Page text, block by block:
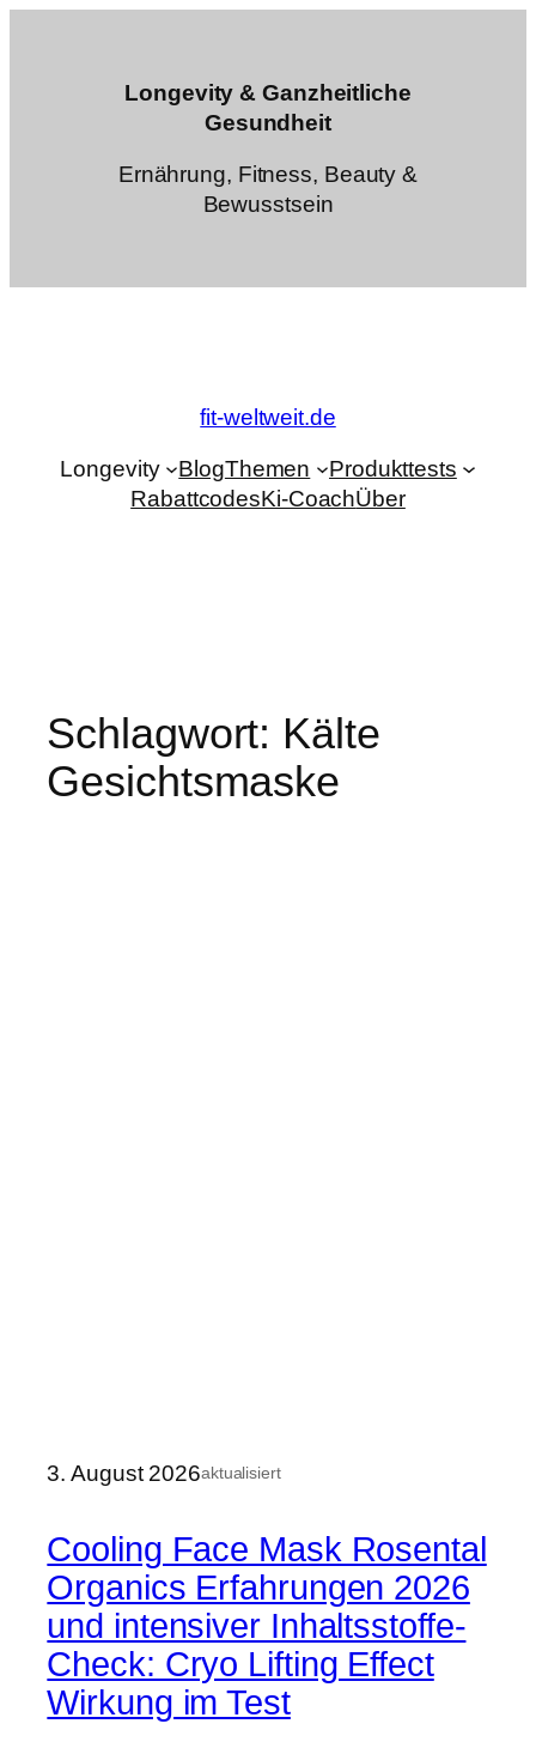
Longevity & Ganzheitliche
Gesundheit
Ernährung, Fitness, Beauty &
Bewusstsein
fit-weltweit.de
Longevity BlogThemen
Produkttests
RabattcodesKi-CoachÜber
Schlagwort: Kälte
Gesichtsmaske
3. August 2026aktualisiert
Cooling Face Mask Rosental
Organics Erfahrungen 2026
und intensiver Inhaltsstoffe-
Check: Cryo Lifting Effect
Wirkung im Test